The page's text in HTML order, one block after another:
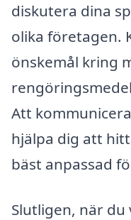
diskutera dina
olika företagen.
önskemål kring
Att
hjälpa dig att
bäst anpassad
Slutligen, när